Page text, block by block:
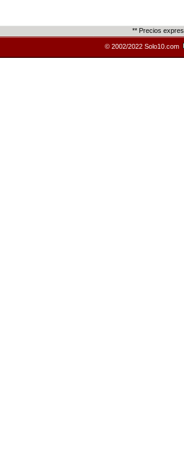
** Precios
© 2002/2022 Solo10.com